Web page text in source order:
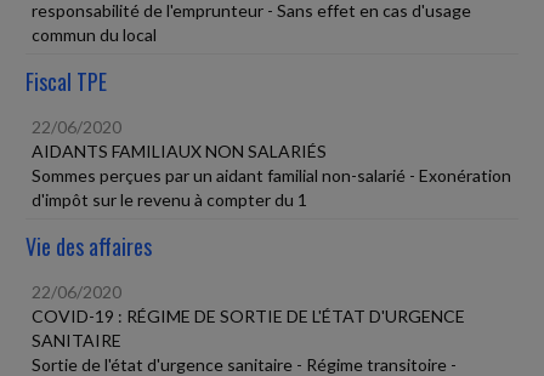
responsabilité de l'emprunteur - Sans effet en cas d'usage
commun du local
Fiscal TPE
22/06/2020
AIDANTS FAMILIAUX NON SALARIÉS
Sommes perçues par un aidant familial non-salarié - Exonération
d'impôt sur le revenu à compter du 1
Vie des affaires
22/06/2020
COVID-19 : RÉGIME DE SORTIE DE L'ÉTAT D'URGENCE
SANITAIRE
Sortie de l'état d'urgence sanitaire - Régime transitoire -